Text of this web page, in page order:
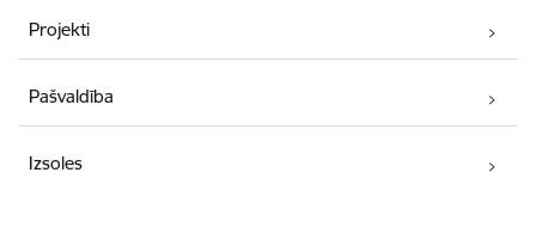
Projekti
Pašvaldība
Izsoles